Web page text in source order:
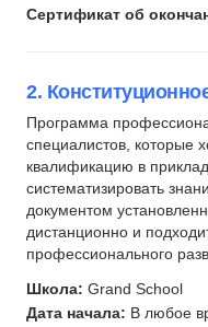
Директор по
Курсы Teamlead
Разработка MVP
Kanban
CJM
CustDev
Agile
JTBD
P&L
Менеджмент в сфере
Сертификат об
2.
Программа
специалистов, которые
квалификацию в
систематизировать
документом
дистанционно и
профессионального
Школа: Grand School
Дата начала: В любое